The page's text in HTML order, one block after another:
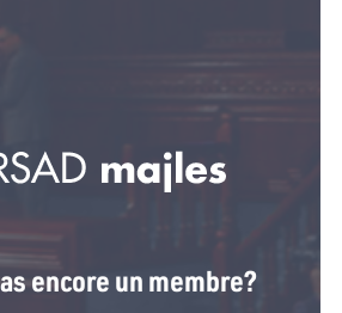
encore un membre?